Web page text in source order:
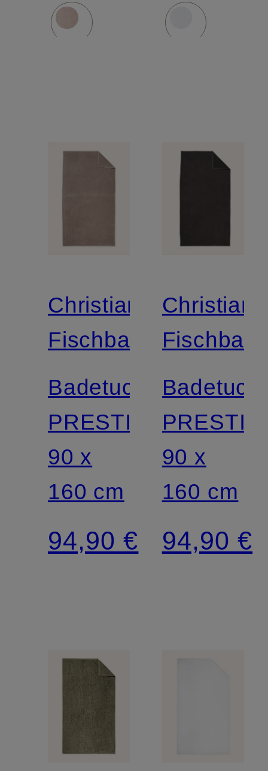
Christian
Fischbacher
Badetuch
PRESTIGE
90 x
160 cm
94,90 €
Christian
Badetuch
90 x
160 cm
94,90 €